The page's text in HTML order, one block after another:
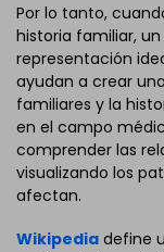
Por lo tanto,
historia familiar,
representación
ayudan a crear
familiares y la
en el campo
comprender las
visualizando los
afectan.
Wikipedia define